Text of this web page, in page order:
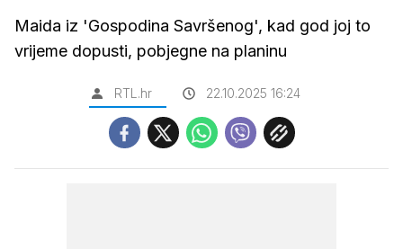
Maida iz 'Gospodina Savršenog', kad god joj to
vrijeme dopusti, pobjegne na planinu
RTL.hr 22.10.2025 16:24